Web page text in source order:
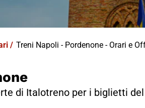
/ Treni Napoli - Pordenone - Orari e
di Italotreno per i biglietti